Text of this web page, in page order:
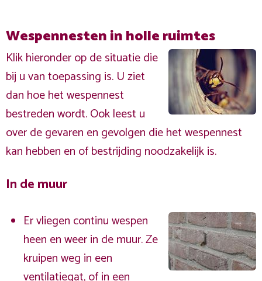
Wespennesten in holle ruimtes
Klik hieronder op de situatie die
bij u van toepassing is. U ziet
dan hoe het wespennest
bestreden wordt. Ook leest u
over de gevaren en gevolgen die het wespennest
kan hebben en of bestrijding noodzakelijk is.
In de muur
Er vliegen continu wespen
heen en weer in de muur. Ze
kruipen weg in een